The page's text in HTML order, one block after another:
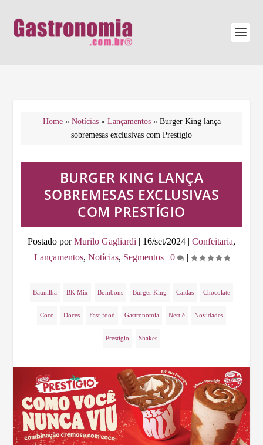
Home» Notícias» Lançamentos» Burger King lança
sobremesas exclusivas com Prestígio
BURGER KING LANÇA
SOBREMESAS EXCLUSIVAS
COM PRESTÍGIO
Postado porMurilo Gagliardi | 16/set/2024 | Confeitaria,
Lançamentos, Notícias, Segmentos| 0 |
Baunilha BK Mix Bombons Burger King Caldas Chocolate
Coco Doces Fast-food Gastronomia Nestlé Novidades
Prestígio Shakes